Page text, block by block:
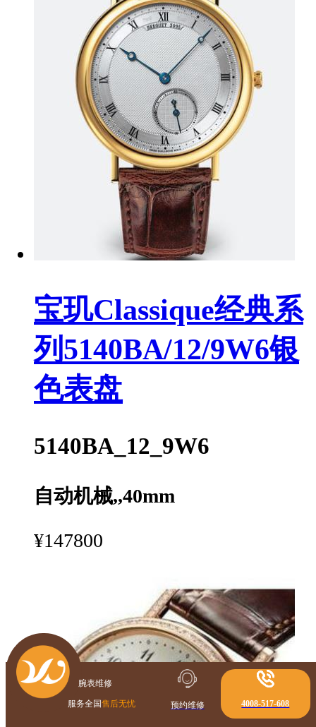
宝玑Classique经典系
列5140BA/12/9W6银
色表盘
5140BA_12_9W6
自动机械,,40mm
¥147800
腕表维修
服务全国售后无忧 预约维修 4008-517-608